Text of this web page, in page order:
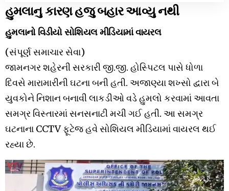
હુમલાનુ કારણ હજુ બહાર આવ્યુ નથી
હુમલાનો વિડીયો સોશિયલ મીડિયામાં વાયરલ
(સંપૂર્ણ સમાચાર સેવા)
જામનગર શહેરની સરકારી જી.જી. હોસ્પિટલ પાસે ધોળા
દિવસે મારામારીની ઘટના બની હતી. અજાણ્યા શખ્સો દ્વારા બે
યુવકોને નિશાન બનાવી લાકડીઓ વડે હુમલો કરવામાં આવતા
સમગ્ર વિસ્તારમાં સનસનાટી મચી ગઈ હતી. આ સમગ્ર
ઘટનાના CCTV ફૂટેજ હવે સોશિયલ મીડિયામાં વાયરલ થઈ
રહ્યા છે.